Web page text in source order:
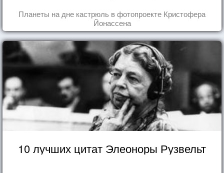
Планеты на дне кастрюль в фотопроекте Кристофера
Йонассена
10 лучших цитат Элеоноры Рузвельт